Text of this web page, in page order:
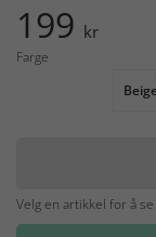
199 kr
Farge
Velg en artikkel for å